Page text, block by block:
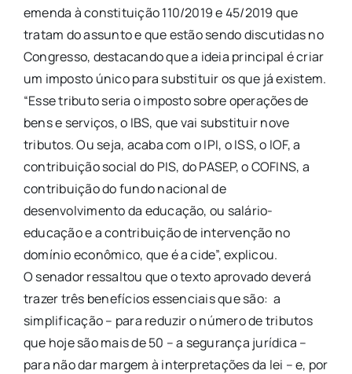
emenda à constituição 110/2019 e 45/2019 que
tratam do assunto e que estão sendo discutidas no
Congresso, destacando que a ideia principal é criar
um imposto único para substituir os que já existem.
“Esse tributo seria o imposto sobre operações de
bens e serviços, o IBS, que vai substituir nove
tributos. Ou seja, acaba com o IPI, o ISS, o IOF, a
contribuição social do PIS, do PASEP, o COFINS, a
contribuição do fundo nacional de
desenvolvimento da educação, ou salário-
educação e a contribuição de intervenção no
domínio econômico, que é a cide”, explicou.
O senador ressaltou que o texto aprovado deverá
trazer três benefícios essenciais que são: a
simplificação – para reduzir o número de tributos
que hoje são mais de 50 – a segurança jurídica –
para não dar margem à interpretações da lei – e, por